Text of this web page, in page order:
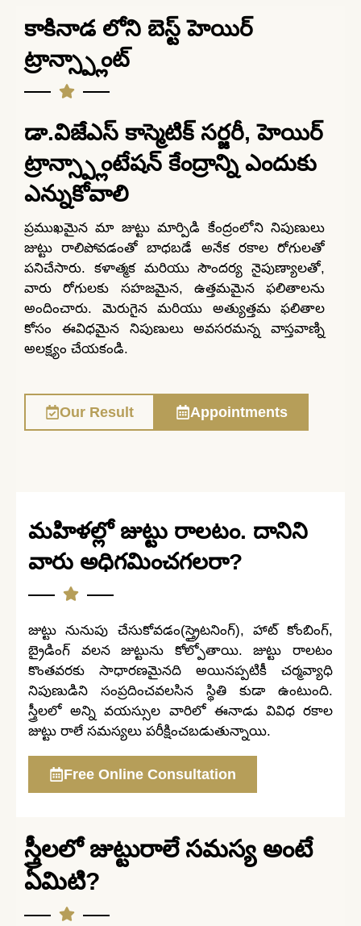
కాకినాడ లోని బెస్ట్ హెయిర్
ట్రాన్స్ప్లాంట్
డా.విజేఎస్ కాస్మెటిక్ సర్జరీ, హెయిర్
ట్రాన్స్ప్లాంటేషన్ కేంద్రాన్ని ఎందుకు
ఎన్నుకోవాలి
ప్రముఖమైన మా జుట్టు మార్పిడి కేంద్రంలోని నిపుణులు
జుట్టు రాలిపోవడంతో బాధబడే అనేక రకాల రోగులతో
పనిచేసారు. కళాత్మక మరియు సౌందర్య నైపుణ్యాలతో,
వారు రోగులకు సహజమైన, ఉత్తమమైన ఫలితాలను
అందించారు. మెరుగైన మరియు అత్యుత్తమ ఫలితాల
కోసం ఈవిధమైన నిపుణులు అవసరమన్న వాస్తవాణ్ని
అలక్ష్యం చేయకండి.
Our Result Appointments
మహిళల్లో జుట్టు రాలటం. దానిని
వారు అధిగమించగలరా?
జుట్టు నునుపు చేసుకోవడం(స్త్రైటనింగ్), హాట్ కోంబింగ్,
బ్రైడింగ్ వలన జుట్టును కోల్పోతాయి. జుట్టు రాలటం
కొంతవరకు సాధారణమైనది అయినప్పటికీ చర్మవ్యాధి
నిపుణుడిని సంప్రదించవలసిన స్థితి కుడా ఉంటుంది.
స్త్రీలలో అన్ని వయస్సుల వారిలో ఈనాడు వివిధ రకాల
జుట్టు రాలే సమస్యలు పరీక్షించబడుతున్నాయి.
Free Online Consultation
స్త్రీలలో జుట్టురాలే సమస్య అంటే
ఏమిటి?